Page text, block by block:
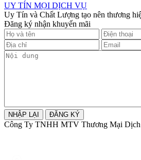
UY TÍN MỌI DỊCH VỤ
Uy Tín và Chất Lượng tạo nên thương
Đăng ký nhận khuyến mãi
Công Ty TNHH MTV Thương Mại Dịch